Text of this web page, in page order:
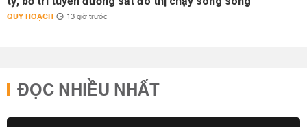
QUY HOẠCH 13 giờ trước
ĐỌC NHIỀU NHẤT